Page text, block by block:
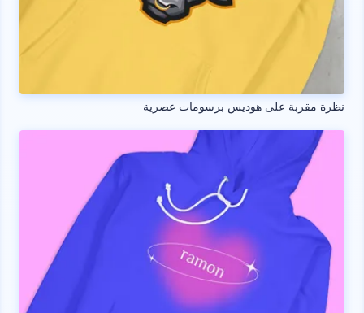
نظرة مقربة على هوديس برسومات عصرية